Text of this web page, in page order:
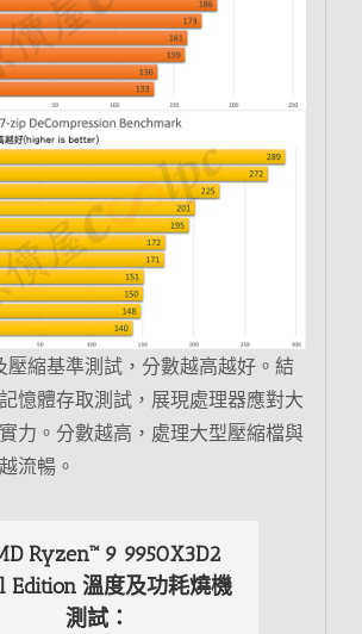
壓縮基準測試，分數越高越好。結
憶體存取測試，展現處理器應對大
力。分數越高，處理大型壓縮檔與
流暢。
Ryzen™ 9 9950X3D2
Edition 溫度及功耗燒機
測試：